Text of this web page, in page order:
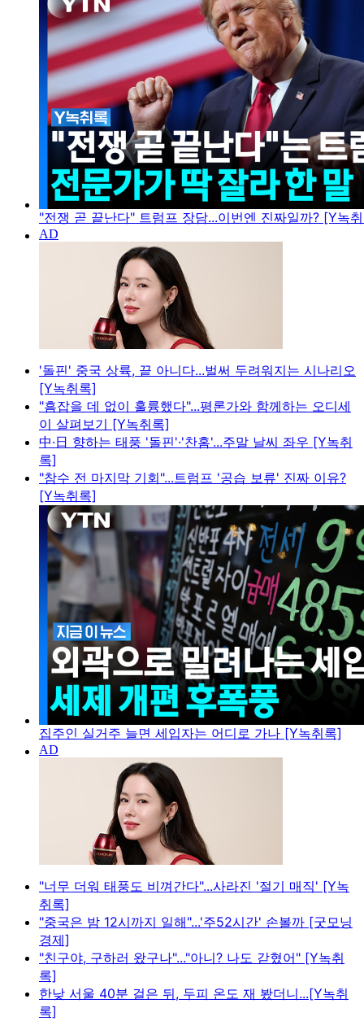
"전쟁 곧 끝난다" 트럼프 장담...이번엔 진짜일까? [Y녹
'돌핀' 중국 상륙, 끝 아니다...벌써 두려워지는 시나리오
[Y녹취록]
"흠잡을 데 없이 훌륭했다"...평론가와 함께하는 오디세
이 살펴보기 [Y녹취록]
中·日 향하는 태풍 '돌핀'·'찬홈'...주말 날씨 좌우 [Y녹취
록]
"참수 전 마지막 기회"...트럼프 '공습 보류' 진짜 이유?
[Y녹취록]
집주인 실거주 늘면 세입자는 어디로 가나 [Y녹취록]
"너무 더워 태풍도 비껴간다"...사라진 '절기 매직' [Y녹
취록]
"중국은 밤 12시까지 일해"...'주52시간' 손볼까 [굿모닝
경제]
"친구야, 구하러 왔구나"..."아니? 나도 갇혔어" [Y녹취
록]
한낮 서울 40분 걸은 뒤, 두피 온도 재 봤더니...[Y녹취
록]